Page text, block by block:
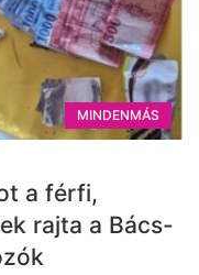
MINDENMÁS
a férfi,
rajta a Bács-